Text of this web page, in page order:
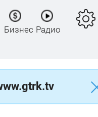
Радио